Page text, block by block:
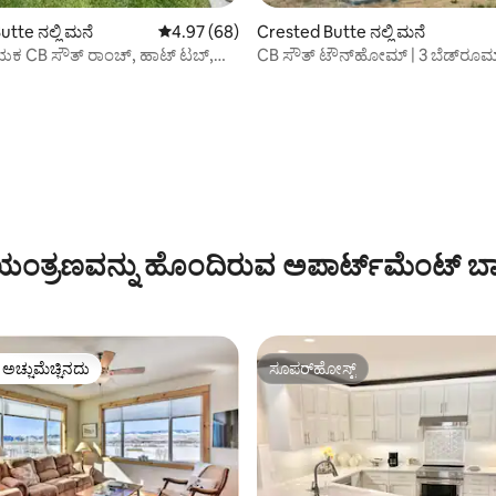
60 ವಿಮರ್ಶೆಗಳು
ನಲ್ಲಿ ಮನೆ 5 ರಲ್ಲಿ 4.97 ಸರಾಸರಿ ರೇಟಿಂಗ್, 68 ವಿಮರ್ಶೆಗಳು
4.97 (68)
CB ಸೌತ್ ರಾಂಚ್, ಹಾಟ್ ಟಬ್,
Crested Butte ನಲ್ಲಿ ಮನೆ
CB ಸೌತ್ ಟೌನ್‌ಹೋಮ್ | 3 ಬೆಡ್‌ರೂಮ್
ಹೊಂದಿರುವ ಅಪಾರ್ಟ್‌ಮೆಂಟ್‌
ಹೆಚ್ಚು ಅಚ್ಚುಮೆಚ್ಚಿನದು ಸೂಪರ್‌ಹೋಸ್ಟ್
ಸೂಪರ್‌ಹೋಸ್ಟ್